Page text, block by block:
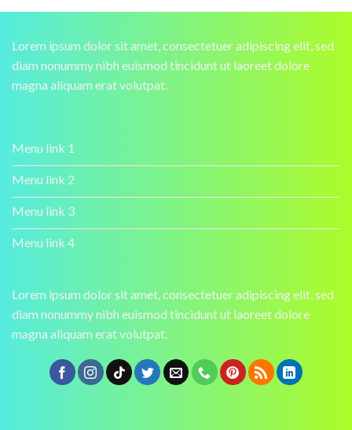
Lorem ipsum dolor sit amet, consectetuer adipiscing elit, sed
diam nonummy nibh euismod tincidunt ut laoreet dolore
magna aliquam erat volutpat.
Menu link 1
Menu link 2
Menu link 3
Menu link 4
Lorem ipsum dolor sit amet, consectetuer adipiscing elit, sed
diam nonummy nibh euismod tincidunt ut laoreet dolore
magna aliquam erat volutpat.